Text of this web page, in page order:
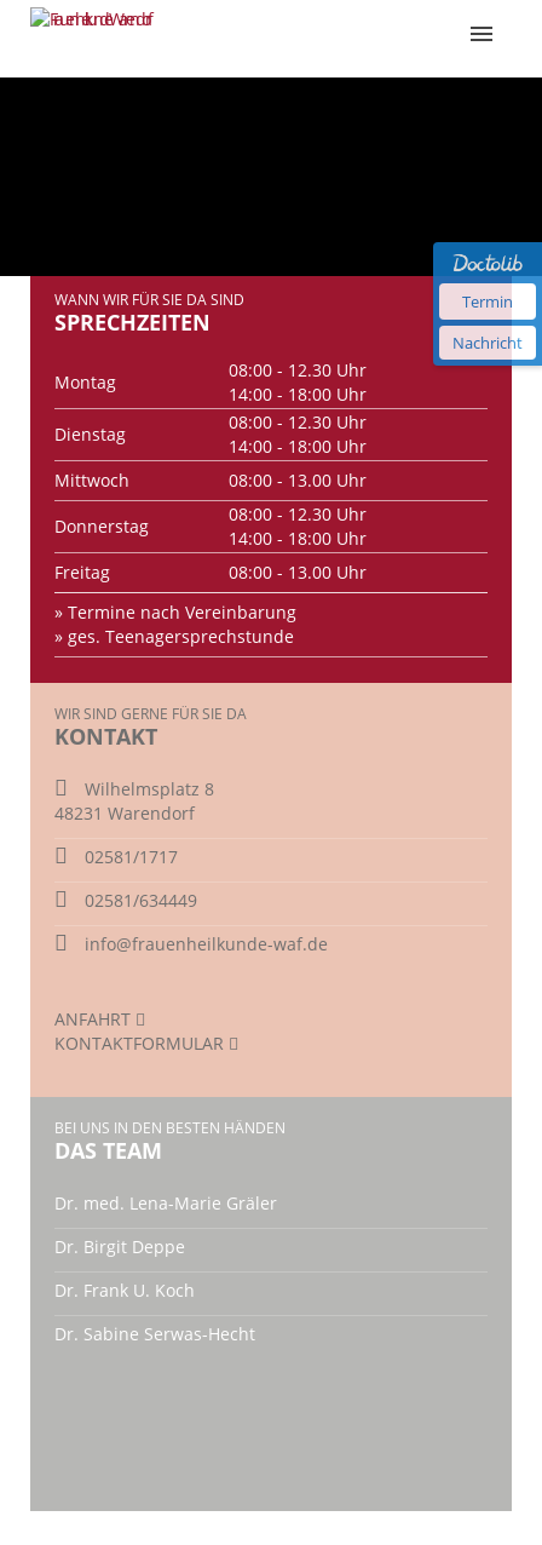
WANN WIR FÜR SIE DA SIND
SPRECHZEITEN
Montag
08:00 - 12.30 Uhr
14:00 - 18:00 Uhr
Dienstag
08:00 - 12.30 Uhr
14:00 - 18:00 Uhr
Mittwoch
08:00 - 13.00 Uhr
Donnerstag
08:00 - 12.30 Uhr
14:00 - 18:00 Uhr
Freitag
08:00 - 13.00 Uhr
» Termine nach Vereinbarung
» ges. Teenagersprechstunde
WIR SIND GERNE FÜR SIE DA
KONTAKT
Wilhelmsplatz 8
48231 Warendorf
02581/1717
02581/634449
info@frauenheilkunde-waf.de
ANFAHRT
KONTAKTFORMULAR
BEI UNS IN DEN BESTEN HÄNDEN
DAS TEAM
Dr. med. Lena-Marie Gräler
Dr. Birgit Deppe
Dr. Frank U. Koch
Dr. Sabine Serwas-Hecht
Termin
Nachricht